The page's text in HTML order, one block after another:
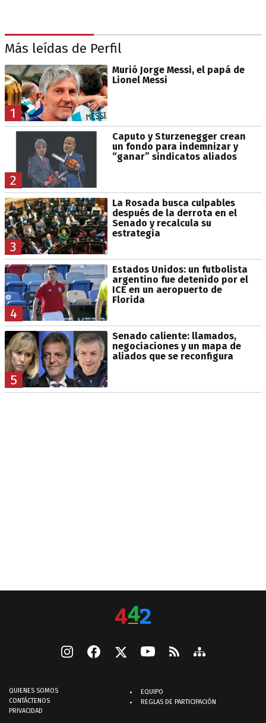
Más leídas de Perfil
1
Murió Jorge Messi, el papá de
Lionel Messi
2
Caputo y Sturzenegger crean
un fondo para indemnizar y
“ganar” sindicatos aliados
3
La Rosada busca culpables
después de la derrota en el
Senado y recalcula su
estrategia
4
Estados Unidos: un futbolista
argentino fue detenido por el
ICE en un aeropuerto de
Florida
5
Senado caliente: llamados,
negociaciones y un mapa de
aliados que se reconfigura
QUIENES SOMOS
CONTÁCTENOS
PRIVACIDAD
EQUIPO
REGLAS DE PARTICIPACIÓN